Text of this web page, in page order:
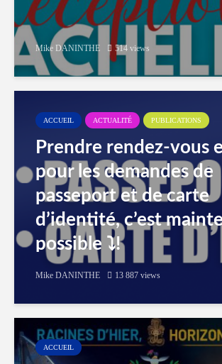
Mike DANINTHE 514 views
ACCUEIL ACTUALITÉ PUBLICATIONS
Prendre rendez-vous
pour les demandes de
passeport et de carte
d’identité, c’est
possible ⤵️!
Mike DANINTHE 13 887 views
ACCUEIL